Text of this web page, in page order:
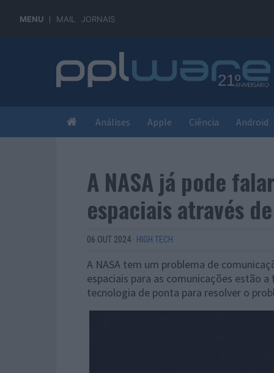
MENU MAIL JORNAIS
Análises Apple Ciência Android
A NASA já pode
espaciais através
06 OUT 2024 · HIGH TECH
A NASA tem um problema de
espaciais para as comunicações estão
tecnologia de ponta para resolver o